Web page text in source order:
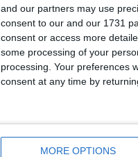
and our partners may use
consent to our and our 1731
consent or access more
some processing of your
processing. Your preferences
consent at any time by
MORE OPTIONS